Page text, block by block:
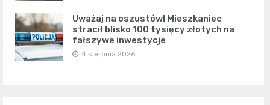
Uważaj na oszustów! Mieszkaniec
stracił blisko 100 tysięcy złotych na
fałszywe inwestycje
4 sierpnia 2026